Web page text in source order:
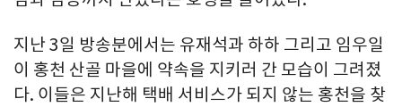
지난 3일 방송분에서는 유재석과 하하 그리고 임우일
이 홍천 산골 마을에 약속을 지키러 간 모습이 그려졌
다. 이들은 지난해 택배 서비스가 되지 않는 홍천을 찾